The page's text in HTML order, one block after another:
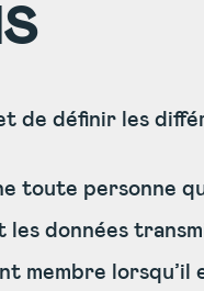
de définir les
toute personne
données
membre